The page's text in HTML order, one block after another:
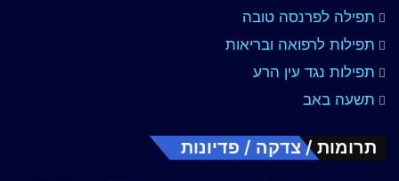
תפילה לפרנסה טובה
תפילות לרפואה ובריאות
תפילות נגד עין הרע
תשעה באב
תרומות / צדקה / פדיונות